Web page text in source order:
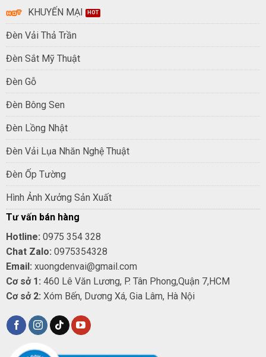
KHUYẾN MẠI
Đèn Vải Thả Trần
Đèn Sắt Mỹ Thuật
Đèn Gỗ
Đèn Bông Sen
Đèn Lồng Nhật
Đèn Vải Lụa Nhăn Nghệ Thuật
Đèn Ốp Tường
Hình Ảnh Xưởng Sản Xuất
Tư vấn bán hàng
Hotline: 0975 354 328
Chat Zalo: 0975354328
Email: xuongdenvai@gmail.com
Cơ sở 1: 460 Lê Văn Lương, P. Tân Phong,Quận 7,HCM
Cơ sở 2: Xóm Bến, Dương Xá, Gia Lâm, Hà Nội